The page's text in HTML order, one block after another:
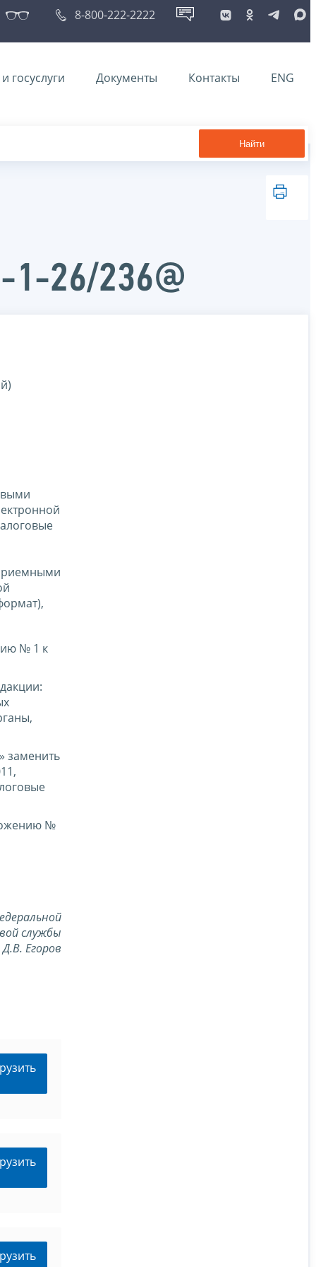
8-800-222-2222
госуслуги Документы Контакты ENG
Найти
1-26/236@
№ 1 к
заменить
№
службы
Д.В. Егоров